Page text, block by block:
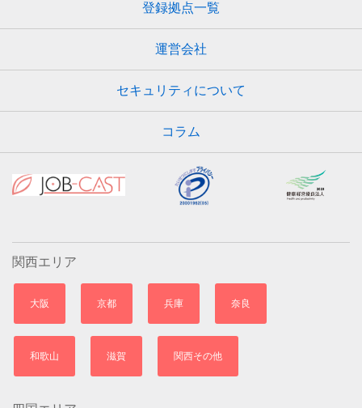
登録拠点一覧
運営会社
セキュリティについて
コラム
関西エリア
大阪 京都 兵庫 奈良
和歌山 滋賀 関西その他